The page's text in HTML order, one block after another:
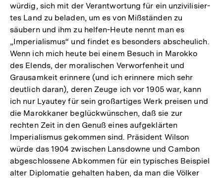
würdig, sich mit der Verantwortung für ein unzivilisier-
tes Land zu beladen, um es von Mißständen zu
säubern und ihm zu helfen-Heute nennt man es
„Imperialismus“ und findet es besonders abscheulich.
Wenn ich mich heute bei einem Besuch in Marokko
des Elends, der moralischen Verworfenheit und
Grausamkeit erinnere (und ich erinnere mich sehr
deutlich daran), deren Zeuge ich vor 1905 war, kann
ich nur Lyautey für sein großartiges Werk preisen und
die Marokkaner beglückwünschen, daß sie zur
rechten Zeit in den Genuß eines aufgeklärten
Imperialismus gekommen sind. Präsident Wilson
würde das 1904 zwischen Lansdowne und Cambon
abgeschlossene Abkommen für ein typisches Beispiel
alter Diplomatie gehalten haben, da man die Völker